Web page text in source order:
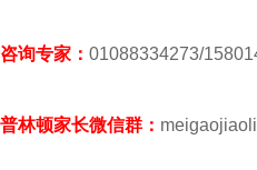
咨询专家： 01088334273/
普林顿家长微信群：